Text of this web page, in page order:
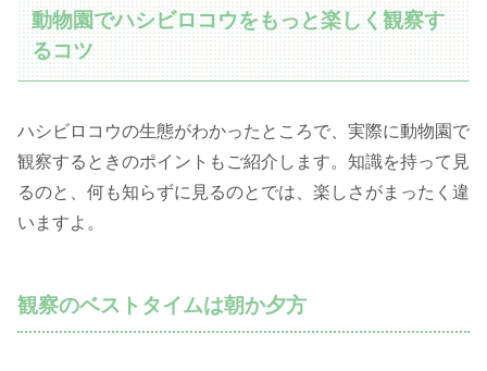
動物園でハシビロコウをもっと楽しく観察す
るコツ
ハシビロコウの生態がわかったところで、実際に動物園で
観察するときのポイントもご紹介します。知識を持って見
るのと、何も知らずに見るのとでは、楽しさがまったく違
いますよ。
観察のベストタイムは朝か夕方